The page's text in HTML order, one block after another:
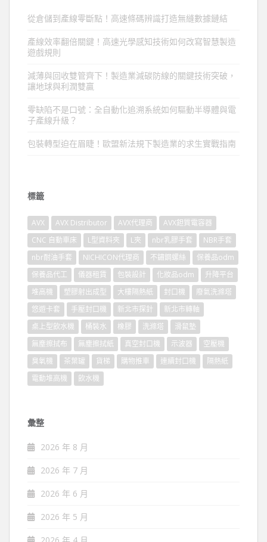
從倉儲到產線零斷點！高速條碼辨識打造無縫數據鏈結
產線效率翻倍關鍵！高速光學感知技術如何改寫智慧製造
遊戲規則
減薄與回收雙管齊下！製造業減碳防線的關鍵技術突破，
讓地球與利潤雙贏
零缺陷不是口號：全自動化追溯系統如何驅動半導體與電
子產線升級？
包裝轉型迫在眉睫！歐盟新法規下製造業的求生實戰指南
標籤
AVX AVX Distributor AVX代理商
AVX鉭質電容器
CNC 自動車床
L型資料夾 L夾 nbr乳膠手套
NBR手套
nbr耐油手套
NICHICON代理商 不鏽鋼螺絲
保養品odm
保養品代工
儀器租賃 包裝設計 化妝品odm
升降平台
堆高機
塑膠射出成型 大樓隔熱紙 封口機
廢氣洗滌塔
悠遊卡套
手壓封口機 新北市探針
新北市轉軸
桌上型飲水機
桶裝水 橡膠 洗滌塔
滑鼠墊
無塵擦拭布
無塵擦拭紙 真空封口機 示波器
空壓機
臭氧機
茶葉罐 貨梯 購物推車 連續封口機
隔熱紙
電動堆高機
飲水機
彙整
2026 年 8 月
2026 年 7 月
2026 年 6 月
2026 年 5 月